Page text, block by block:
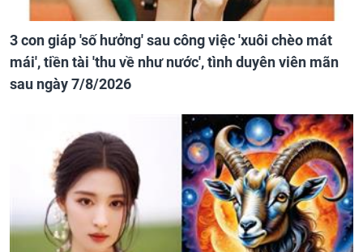
3 con giáp 'số hưởng' sau công việc 'xuôi chèo mát
mái', tiền tài 'thu về như nước', tình duyên viên mãn
sau ngày 7/8/2026